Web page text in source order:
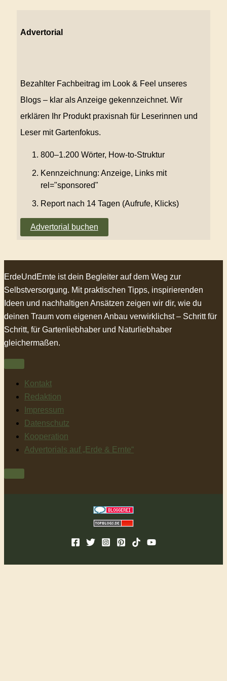
Advertorial
Bezahlter Fachbeitrag im Look & Feel unseres
Blogs – klar als Anzeige gekennzeichnet. Wir
erklären Ihr Produkt praxisnah für Leserinnen und
Leser mit Gartenfokus.
800–1.200 Wörter, How-to-Struktur
Kennzeichnung: Anzeige, Links mit
rel="sponsored"
Report nach 14 Tagen (Aufrufe, Klicks)
Advertorial buchen
ErdeUndErnte ist dein Begleiter auf dem Weg zur
Selbstversorgung. Mit praktischen Tipps, inspirierenden
Ideen und nachhaltigen Ansätzen zeigen wir dir, wie du
deinen Traum vom eigenen Anbau verwirklichst – Schritt für
Schritt, für Gartenliebhaber und Naturliebhaber
gleichermaßen.
Kontakt
Redaktion
Impressum
Datenschutz
Kooperation
Advertorials auf „Erde & Ernte“